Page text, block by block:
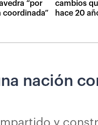
“por
coordinada”
cambios
hace 20
nación
y